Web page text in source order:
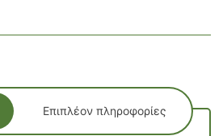
Επιπλέον πληροφορίες